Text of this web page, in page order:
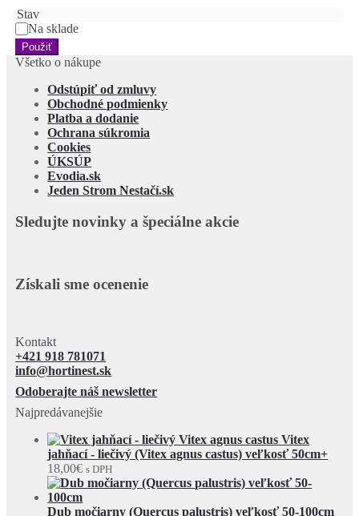
Stav
Na sklade
Použiť
Všetko o nákupe
Odstúpiť od zmluvy
Obchodné podmienky
Platba a dodanie
Ochrana súkromia
Cookies
ÚKSÚP
Evodia.sk
Jeden Strom Nestačí.sk
Sledujte novinky a špeciálne akcie
Získali sme ocenenie
Kontakt
+421 918 781071
info@hortinest.sk
Odoberajte náš newsletter
Najpredávanejšie
Vitex
jahňací - liečivý (Vitex agnus castus) veľkosť 50cm+
18,00€ s DPH
Dub močiarny (Quercus palustris) veľkosť 50-100cm